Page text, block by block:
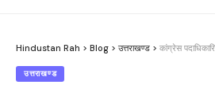
Hindustan Rah > Blog > उत्तराखण्ड > कांग्रेस
उत्तराखण्ड